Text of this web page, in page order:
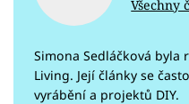
Všechny
Simona Sedláčková byla
Living. Její články se
vyrábění a projektů DIY.